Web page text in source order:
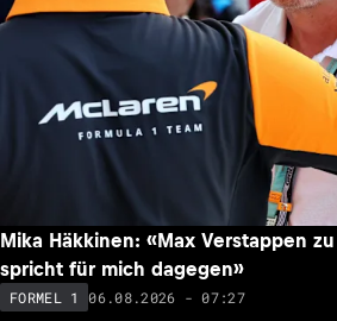
Mika Häkkinen: «Max Verstappen
spricht für mich dagegen»
FORMEL 1 06.08.2026 - 07:27